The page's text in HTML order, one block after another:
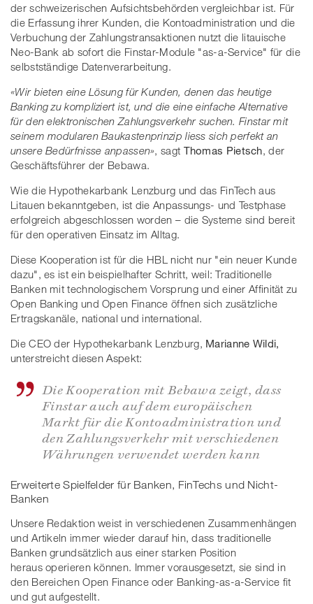
der schweizerischen Aufsichtsbehörden vergleichbar ist. Für
die Erfassung ihrer Kunden, die Kontoadministration und die
Verbuchung der Zahlungstransaktionen nutzt die litauische
Neo-Bank ab sofort die Finstar-Module "as-a-Service" für die
selbstständige Datenverarbeitung.
«Wir bieten eine Lösung für Kunden, denen das heutige
Banking zu kompliziert ist, und die eine einfache Alternative
für den elektronischen Zahlungsverkehr suchen. Finstar mit
seinem modularen Baukastenprinzip liess sich perfekt an
unsere Bedürfnisse anpassen», sagt Thomas Pietsch, der
Geschäftsführer der Bebawa.
Wie die Hypothekarbank Lenzburg und das FinTech aus
Litauen bekanntgeben, ist die Anpassungs- und Testphase
erfolgreich abgeschlossen worden – die Systeme sind bereit
für den operativen Einsatz im Alltag.
Diese Kooperation ist für die HBL nicht nur "ein neuer Kunde
dazu", es ist ein beispielhafter Schritt, weil: Traditionelle
Banken mit technologischem Vorsprung und einer Affinität zu
Open Banking und Open Finance öffnen sich zusätzliche
Ertragskanäle, national und international.
Die CEO der Hypothekarbank Lenzburg, Marianne Wildi,
unterstreicht diesen Aspekt:
Die Kooperation mit Bebawa zeigt, dass
Finstar auch auf dem europäischen
Markt für die Kontoadministration und
den Zahlungsverkehr mit verschiedenen
Währungen verwendet werden kann
Erweiterte Spielfelder für Banken, FinTechs und Nicht-
Banken
Unsere Redaktion weist in verschiedenen Zusammenhängen
und Artikeln immer wieder darauf hin, dass traditionelle
Banken grundsätzlich aus einer starken Position
heraus operieren können. Immer vorausgesetzt, sie sind in
den Bereichen Open Finance oder Banking-as-a-Service fit
und gut aufgestellt.